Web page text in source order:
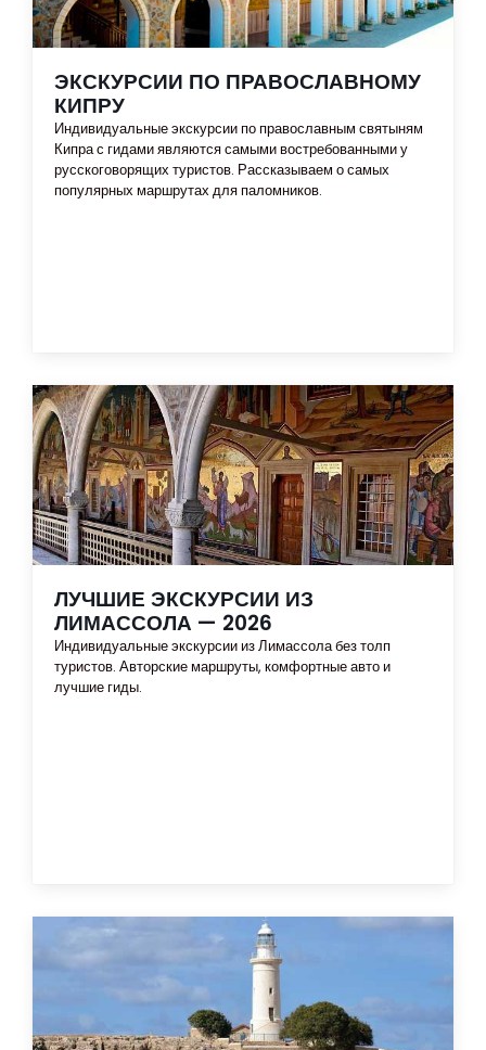
ЭКСКУРСИИ ПО ПРАВОСЛАВНОМУ
КИПРУ
Индивидуальные экскурсии по православным святыням
Кипра с гидами являются самыми востребованными у
русскоговорящих туристов. Рассказываем о самых
популярных маршрутах для паломников.
ЛУЧШИЕ ЭКСКУРСИИ ИЗ
ЛИМАССОЛА — 2026
Индивидуальные экскурсии из Лимассола без толп
туристов. Авторские маршруты, комфортные авто и
лучшие гиды.